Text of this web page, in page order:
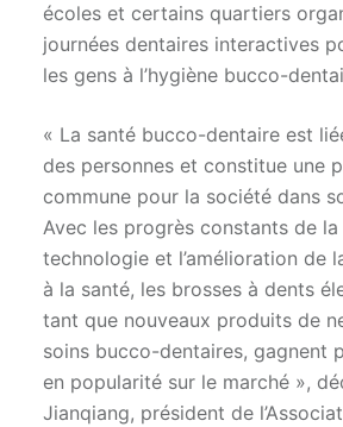
écoles et certains quartiers
journées dentaires interactives
les gens à l’hygiène bucco-
« La santé bucco-dentaire est
des personnes et constitue une
commune pour la société dans
Avec les progrès constants de
technologie et l’amélioration de
à la santé, les brosses à dents
tant que nouveaux produits de
soins bucco-dentaires, gagnent
en popularité sur le marché »,
Jianqiang, président de